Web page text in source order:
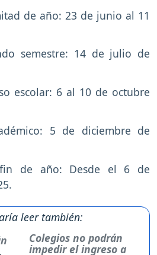
de año: 23 de junio al 11
semestre: 14 de julio de
escolar: 6 al 10 de octubre
5 de diciembre de
fin de año: Desde el 6 de
leer también:
Colegios no podrán
impedir el ingreso a